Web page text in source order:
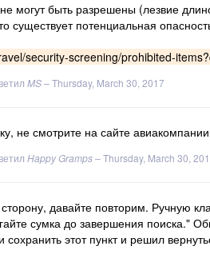
могут быть разрешены (лезвие
существует потенциальная
security-screening/prohibited-
MS–Thursday, March 30, 2017
не смотрите на сайте
Happy Gramps–Thursday, March 30,
давайте повторим. Ручную
сумка до завершения поиска."
сохранить этот пункт и решил